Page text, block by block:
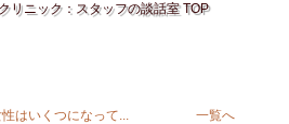
リニック：スタッフの談話室 TOP
はいくつになって... 一覧へ